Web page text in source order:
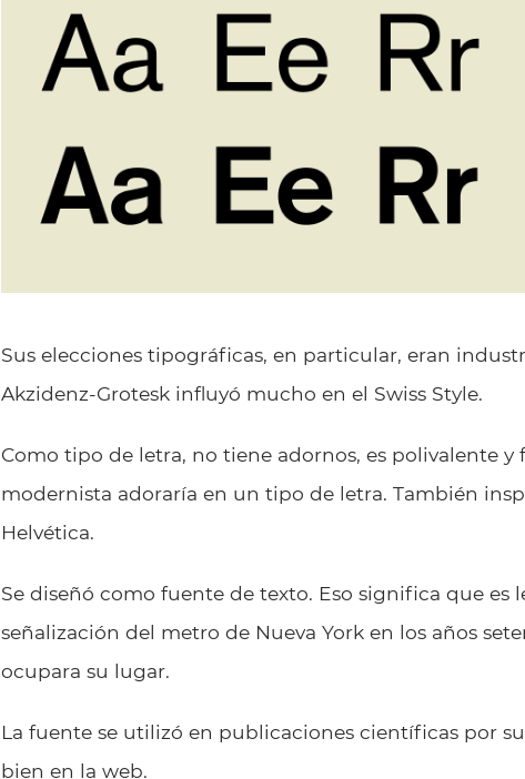
Sus elecciones tipográficas, en particular, eran
Akzidenz-Grotesk influyó mucho en el Swiss Style.
Como tipo de letra, no tiene adornos, es polivalente
modernista adoraría en un tipo de letra. También
Helvética.
Se diseñó como fuente de texto. Eso significa que es
señalización del metro de Nueva York en los años
ocupara su lugar.
La fuente se utilizó en publicaciones científicas por
bien en la web.